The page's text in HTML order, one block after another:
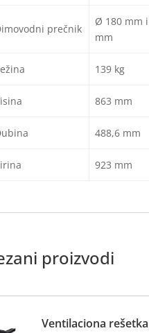
prečnik
Ø 180 mm
mm
139 kg
863 mm
488,6 mm
923 mm
proizvodi
Ventilaciona